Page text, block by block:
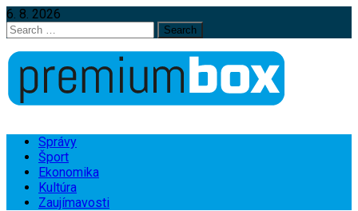
6. 8. 2026
Search
for:
Správy
Šport
Ekonomika
Kultúra
Zaujímavosti